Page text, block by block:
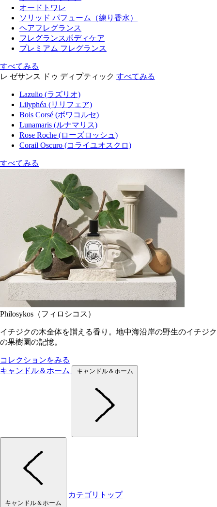
オードトワレ
ソリッド パフューム（練り香水）
ヘアフレグランス
フレグランスボディケア
プレミアム フレグランス
すべてみる
レ ゼサンス ドゥ ディプティック すべてみる
Lazulio (ラズリオ)
Lilyphéa (リリフェア)
Bois Corsé (ボワコルセ)
Lunamaris (ルナマリス)
Rose Roche (ローズロッシュ)
Corail Oscuro (コライユオスクロ)
すべてみる
Philosykos（フィロシコス）
イチジクの木全体を讃える香り。地中海沿岸の野生のイチジク
の果樹園の記憶。
コレクションをみる
キャンドル＆ホーム
キャンドル＆ホーム
キャンドル＆ホーム
カテゴリトップ